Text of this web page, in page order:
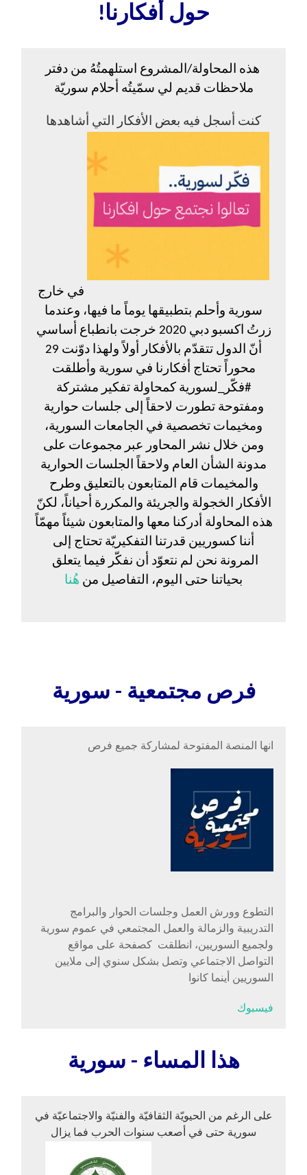
حول أفكارنا!
هذه المحاولة/المشروع استلهمتُهُ من دفتر
ملاحظات قديم لي سمّيتُه أحلام سوريّة
كنت أسجل فيه بعض الأفكار التي أشاهدها
في خارج
سورية وأحلم بتطبيقها يوماً ما فيها، وعندما
زرتُ اكسبو دبي 2020 خرجت بانطباع أساسي
أنّ الدول تتقدّم بالأفكار أولاً ولهذا دوّنت 29
محوراً تحتاج أفكارنا في سورية وأطلقت
#فكّر_لسورية كمحاولة تفكير مشتركة
ومفتوحة تطورت لاحقاً إلى جلسات حوارية
ومخيمات تخصصية في الجامعات السورية،
ومن خلال نشر المحاور عبر مجموعات على
مدونة الشأن العام ولاحقاً الجلسات الحوارية
والمخيمات قام المتابعون بالتعليق وطرح
الأفكار الخجولة والجريئة والمكررة أحياناً، لكنّ
هذه المحاولة أدركنا معها والمتابعون شيئاً مهمّاً
أننا كسوريين قدرتنا التفكيريّة تحتاج إلى
المرونة نحن لم نتعوّد أن نفكّر فيما يتعلق
بحياتنا حتى اليوم، التفاصيل من هُنا
فرص مجتمعية - سورية
انها المنصة المفتوحة لمشاركة جميع فرص
التطوع وورش العمل وجلسات الحوار والبرامج
التدريبية والزمالة والعمل المجتمعي في عموم سورية
ولجميع السوريين، انطلقت كصفحة على مواقع
التواصل الاجتماعي وتصل بشكل سنوي إلى ملايين
السوريين أينما كانوا
فيسبوك
هذا المساء - سورية
على الرغم من الحيويّة الثقافيّة والفنيّة والاجتماعيّة في
سورية حتى في أصعب سنوات الحرب فما يزال